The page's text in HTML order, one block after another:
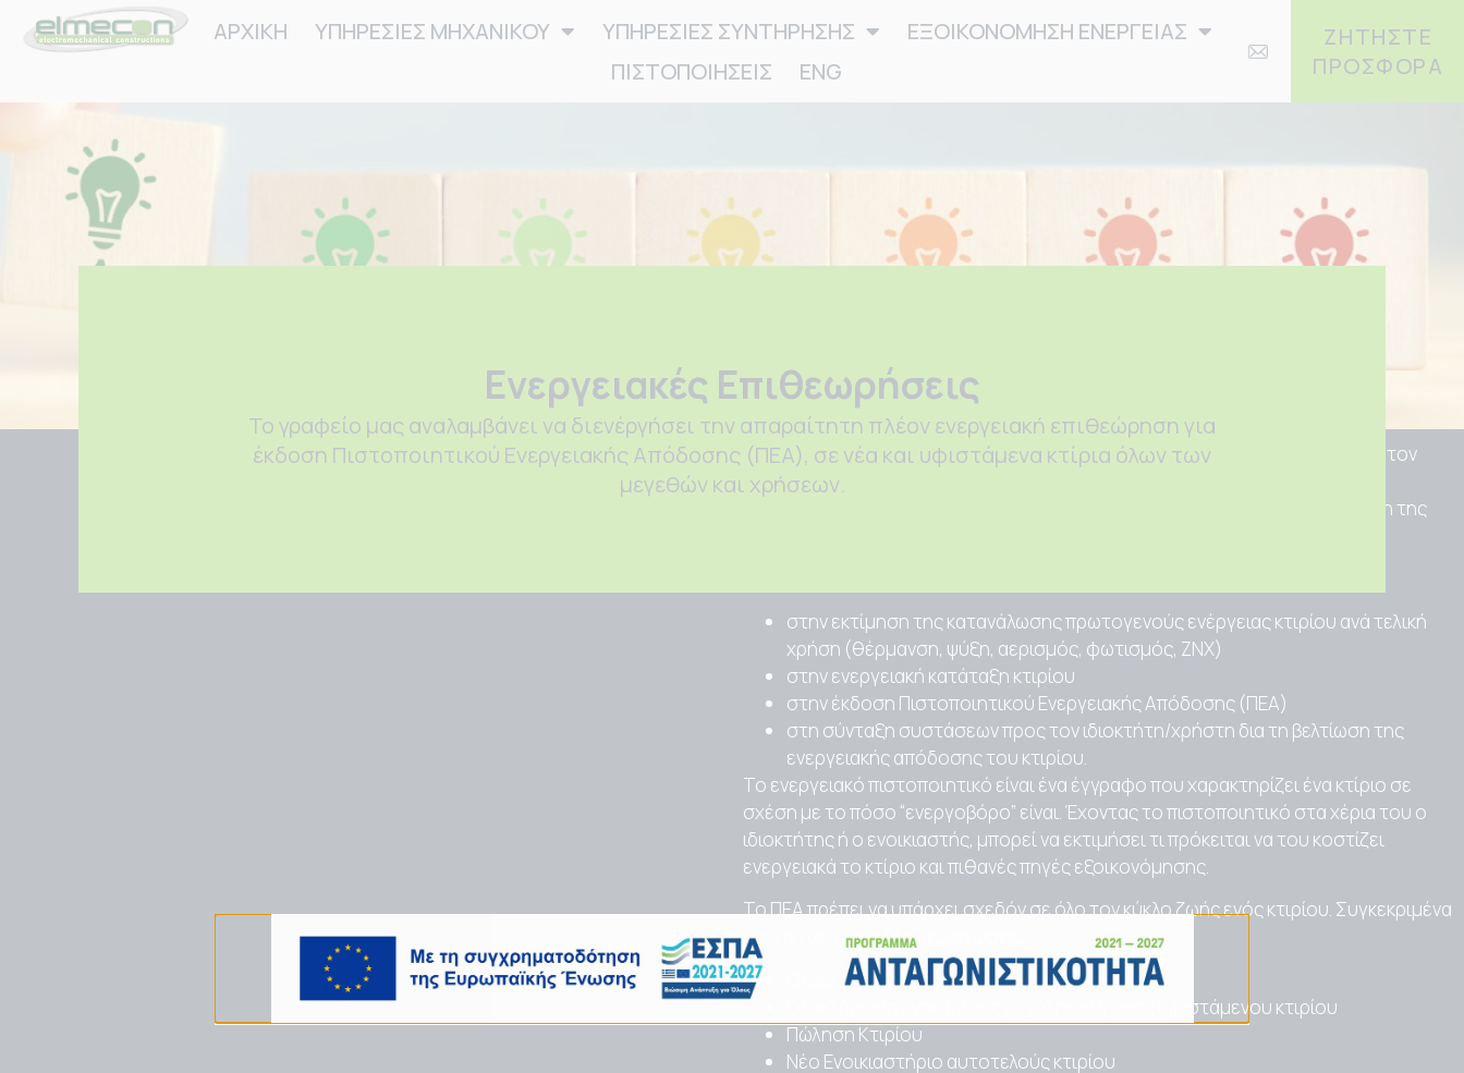
ΑΡΧΙΚΗ ΥΠΗΡΕΣΙΕΣ ΜΗΧΑΝΙΚΟΥ ΥΠΗΡΕΣΙΕΣ ΣΥΝΤΗΡΗΣΗΣ
ΕΞΟΙΚΟΝΟΜΗΣΗ ΕΝΕΡΓΕΙΑΣ
ΠΙΣΤΟΠΟΙΗΣΕΙΣ
ENG
ΖΗΤΗΣΤΕ
ΠΡΟΣΦΟΡΑ
Ενεργειακές Επιθεωρήσεις
To γραφείο μας αναλαμβάνει να διενέργήσει την απαραίτητη πλέον ενεργειακή επιθεώρηση για
έκδοση Πιστοποιητικού Ενεργειακής Απόδοσης (ΠΕΑ), σε νέα και υφιστάμενα κτίρια όλων των
μεγεθών και χρήσεων.
Η ενεργειακή επιθεώρηση των κτιρίων θεσμοθετήθηκε και στη χώρα μας με τον
Κανονισμό Ενεργειακής Απόδοσης των Κτιρίων (ΚΕΝΑΚ) και με το Προεδρικό
Διάταγμα 100/2010 για τους Ενεργειακούς Επιθεωρητές, αλλά και τη σύσταση της
στην εκτίμηση της κατανάλωσης πρωτογενούς ενέργειας κτιρίου ανά τελική
χρήση (θέρμανση, ψύξη, αερισμός, φωτισμός, ΖΝΧ)
στην ενεργειακή κατάταξη κτιρίου
στην έκδοση Πιστοποιητικού Ενεργειακής Απόδοσης (ΠΕΑ)
στη σύνταξη συστάσεων προς τον ιδιοκτήτη/χρήστη δια τη βελτίωση της
ενεργειακής απόδοσης του κτιρίου.
Το ενεργειακό πιστοποιητικό είναι ένα έγγραφο που χαρακτηρίζει ένα κτίριο σε
σχέση με το πόσο “ενεργοβόρο” είναι. Έχοντας το πιστοποιητικό στα χέρια του ο
ιδιοκτήτης ή ο ενοικιαστής, μπορεί να εκτιμήσει τι πρόκειται να του κοστίζει
ενεργειακά το κτίριο και πιθανές πηγές εξοικονόμησης.
Το ΠΕΑ πρέπει να υπάρχει σχεδόν σε όλο τον κύκλο ζωής ενός κτιρίου. Συγκεκριμένα
απαιτείται στις εξής περιπτώσεις:
Ολοκλήρωση της κατασκευής νέου κτιρίου
Ολοκλήρωση ανακαίνισης μεγάλης κλίμακας υφιστάμενου κτιρίου
Πώληση Κτιρίου
Νέο Ενοικιαστήριο αυτοτελούς κτιρίου